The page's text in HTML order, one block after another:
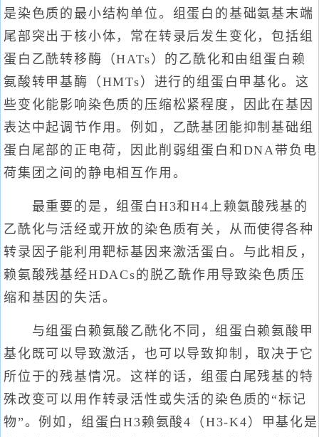
是染色质的最小结构单位。组蛋白的基础氨基末端
尾部突出于核小体，常在转录后发生变化，包括组
蛋白乙酰转移酶（HATs）的乙酰化和由组蛋白赖
氨酸转甲基酶（HMTs）进行的组蛋白甲基化。这
些变化能影响染色质的压缩松紧程度，因此在基因
表达中起调节作用。例如，乙酰基团能抑制基础组
蛋白尾部的正电荷，因此削弱组蛋白和DNA带负电
荷集团之间的静电相互作用。
最重要的是，组蛋白H3和H4上赖氨酸残基的
乙酰化与活经或开放的染色质有关，从而使得各种
转录因子能利用靶标基因来激活蛋白。与此相反，
赖氨酸残基经HDACs的脱乙酰作用导致染色质压
缩和基因的失活。
与组蛋白赖氨酸乙酰化不同，组蛋白赖氨酸甲
基化既可以导致激活，也可以导致抑制，取决于它
所位于的残基情况。这样的话，组蛋白尾残基的特
殊改变可以用作转录活性或失活的染色质的“标记
物”。例如，组蛋白H3赖氨酸4（H3-K4）甲基化是